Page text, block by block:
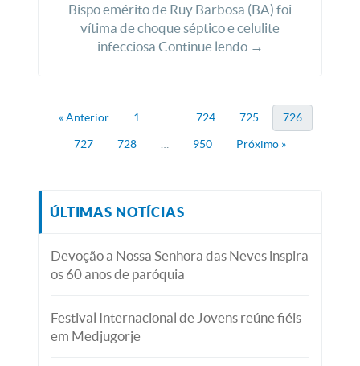
Bispo emérito de Ruy Barbosa (BA) foi
vítima de choque séptico e celulite
infecciosa Continue lendo →
« Anterior 1 724 725 726
727 728 950 Próximo »
ÚLTIMAS NOTÍCIAS
Devoção a Nossa Senhora das Neves inspira
os 60 anos de paróquia
Festival Internacional de Jovens reúne fiéis
em Medjugorje